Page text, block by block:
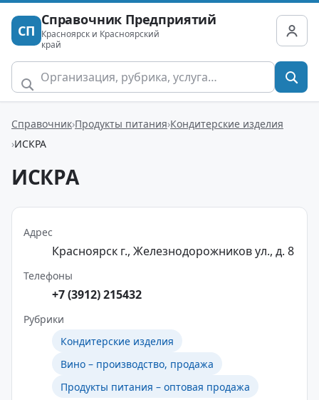
СП
Справочник Предприятий
Красноярск и Красноярский
край
Справочник Продукты питания Кондитерские изделия
ИСКРА
ИСКРА
Адрес
Красноярск г., Железнодорожников ул., д. 8
Телефоны
+7 (3912) 215432
Рубрики
Кондитерские изделия
Вино – производство, продажа
Продукты питания – оптовая продажа